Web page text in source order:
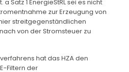
a Satz 1 EnergieStRL sei es nicht
zur Erzeugung von
streitgegenständlichen
von der Stromsteuer zu
hat das HZA den
Filtern der